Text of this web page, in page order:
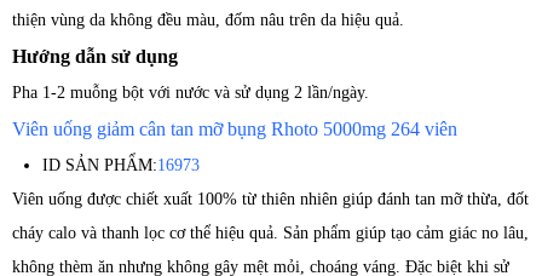
thiện vùng da không đều màu, đốm nâu trên da hiệu quả.
Hướng dẫn sử dụng
Pha 1-2 muỗng bột với nước và sử dụng 2 lần/ngày.
Viên uống giảm cân tan mỡ bụng Rhoto 5000mg 264 viên
ID SẢN PHẨM:16973
Viên uống được chiết xuất 100% từ thiên nhiên giúp đánh tan mỡ thừa, đốt
cháy calo và thanh lọc cơ thể hiệu quả. Sản phẩm giúp tạo cảm giác no lâu,
không thèm ăn nhưng không gây mệt mỏi, choáng váng. Đặc biệt khi sử